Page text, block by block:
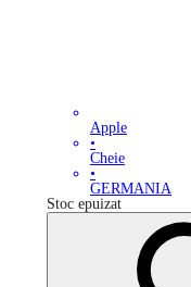
Apple
•
Cheie
•
GERMANIA
Stoc epuizat